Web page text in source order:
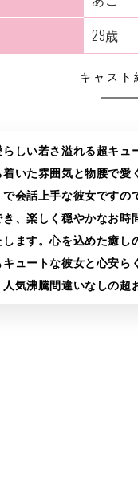
29歳
キャスト
しい若さ溢れる超キュ
着いた雰囲気と物腰で
会話上手な彼女ですの
、楽しく穏やかなお時
ます。心を込めた癒し
キュートな彼女と心安
気沸騰間違いなしの